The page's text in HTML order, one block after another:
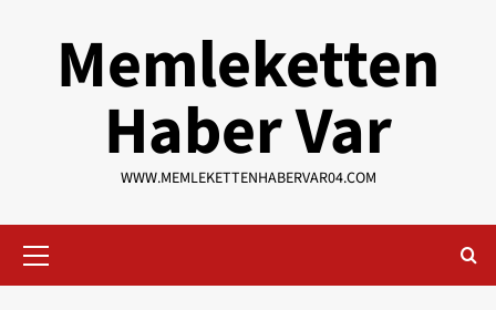
Memleketten
Haber Var
WWW.MEMLEKETTENHABERVAR04.COM
Menu